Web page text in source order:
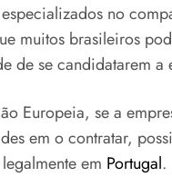
no
muitos brasileiros
de se candidatarem a
Europeia, se a
em o contratar,
em Portugal.